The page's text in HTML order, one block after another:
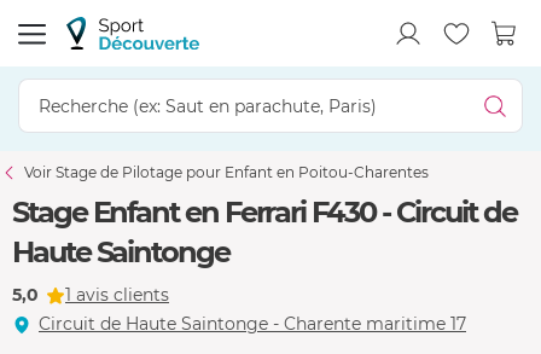
Voir Stage de Pilotage pour Enfant en Poitou-Charentes
Stage Enfant en Ferrari F430 - Circuit de
Haute Saintonge
5,0
1 avis clients
Circuit de Haute Saintonge - Charente maritime 17